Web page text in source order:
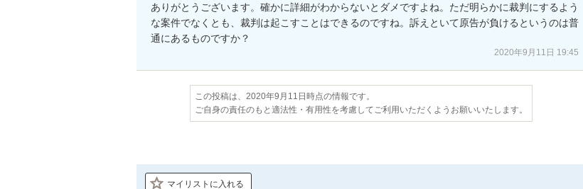
ありがとうございます。確かに詳細がわからないとダメですよね。ただ明らかに裁判にするよう
な案件でなくとも、裁判は起こすことはできるのですね。訴えといて原告が負けるというのは普
通にあるものですか？
2020年9月11日 19:45
この投稿は、2020年9月11日時点の情報です。
ご自身の責任のもと適法性・有用性を考慮してご利用いただくようお願いいたします。
マイリストに入れる